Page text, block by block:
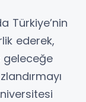
Türkiye’nin
ederek,
geleceğe